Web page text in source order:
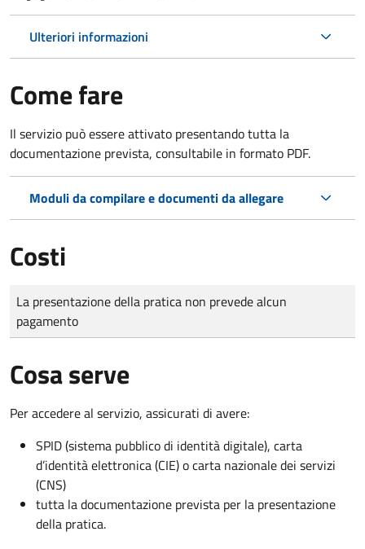
Ulteriori informazioni
Come fare
Il servizio può essere attivato presentando tutta la
documentazione prevista, consultabile in formato PDF.
Moduli da compilare e documenti da allegare
Costi
Tipo di pagamento
Importo
La presentazione della pratica non prevede alcun
pagamento
Cosa serve
Per accedere al servizio, assicurati di avere:
SPID (sistema pubblico di identità digitale), carta
d’identità elettronica (CIE) o carta nazionale dei servizi
(CNS)
tutta la documentazione prevista per la presentazione
della pratica.